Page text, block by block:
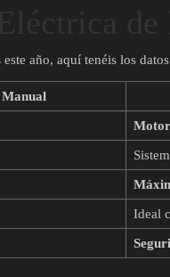
este año, aquí tenéis los
Ideal